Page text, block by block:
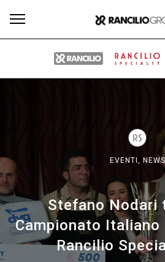
EVENTI, NEWS
Stefano Nodari
Campionato
Rancilio
Brand
Il gruppo